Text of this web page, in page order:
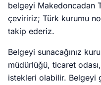
belgeyi Makedoncadan
çeviririz; Türk kurumu
takip ederiz.
Belgeyi sunacağınız
müdürlüğü, ticaret
istekleri olabilir. Belgeyi